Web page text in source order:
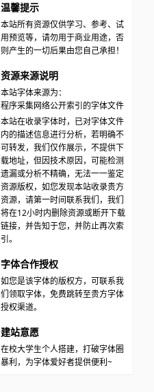
温馨提示
本站所有资源仅供学习、参考、试
用预览等，请勿用于商业用途，否
则产生的一切后果由您自己承担！
资源来源说明
本站字体来源为：
程序采集网络公开索引的字体文件
本站在收录字体时，已对字体文件
内的描述信息进行分析，若明确不
可转发，我们仅作展示，不提供下
载地址，但因技术原因，可能检测
遗漏或分析不精确，无法一一鉴定
资源版权，如您发现本站收录贵方
资源，请第一时间联系我们，我们
将在12小时内删除资源或断开下载
链接，并告知于您，并防止再次索
引。
字体合作授权
如您是该字体的版权方，可联系我
们领取字体，免费跳转至贵方字体
授权渠道。
建站意愿
在校大学生个人搭建，打破字体圈
暴利，为字体爱好者提供便利~